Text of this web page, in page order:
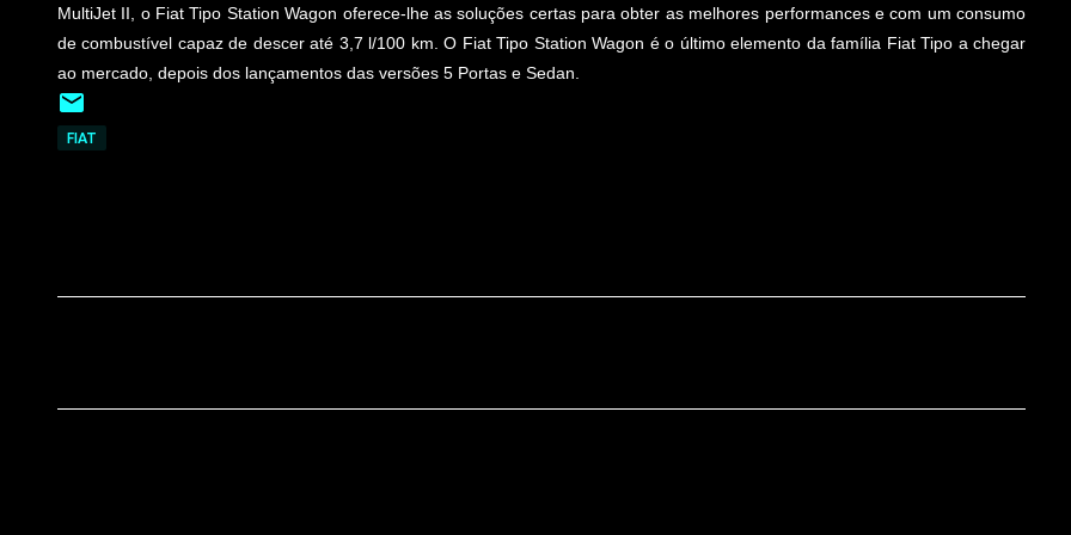
MultiJet II, o Fiat Tipo Station Wagon oferece-lhe as soluções certas para obter as melhores performances e com um consumo
de combustível capaz de descer até 3,7 l/100 km. O Fiat Tipo Station Wagon é o último elemento da família Fiat Tipo a chegar
ao mercado, depois dos lançamentos das versões 5 Portas e Sedan.
FIAT